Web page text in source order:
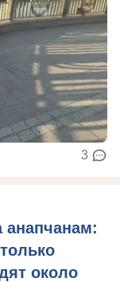
3
анапчанам:
около